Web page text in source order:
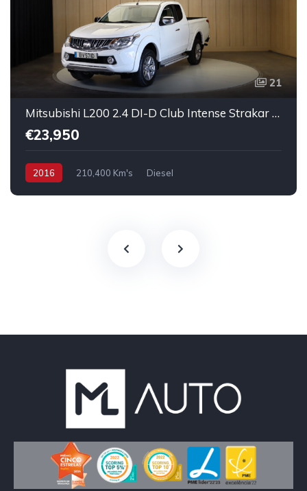
21
Mitsubishi L200 2.4 DI-D Club Intense Strakar 4WD
€23,950
2016 210,400 Km's Diesel